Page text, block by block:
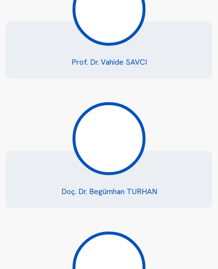
Prof. Dr. Vahide SAVCI
Doç. Dr. Begümhan TURHAN